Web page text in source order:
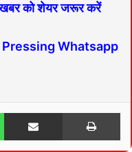
खबर को शेयर जरूर करें
Whatsapp
Share via Email Print